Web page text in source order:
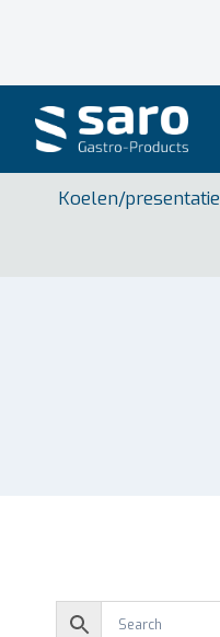
Koelen/presentatie